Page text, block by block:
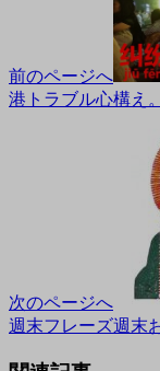
前のページへ
港トラブル心構え
次のページへ
週末フレーズ週末